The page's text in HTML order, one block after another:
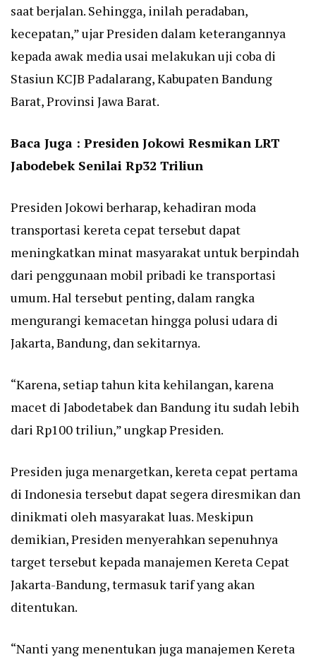
saat berjalan. Sehingga, inilah peradaban,
kecepatan,” ujar Presiden dalam keterangannya
kepada awak media usai melakukan uji coba di
Stasiun KCJB Padalarang, Kabupaten Bandung
Barat, Provinsi Jawa Barat.
Baca Juga : Presiden Jokowi Resmikan LRT
Jabodebek Senilai Rp32 Triliun
Presiden Jokowi berharap, kehadiran moda
transportasi kereta cepat tersebut dapat
meningkatkan minat masyarakat untuk berpindah
dari penggunaan mobil pribadi ke transportasi
umum. Hal tersebut penting, dalam rangka
mengurangi kemacetan hingga polusi udara di
Jakarta, Bandung, dan sekitarnya.
“Karena, setiap tahun kita kehilangan, karena
macet di Jabodetabek dan Bandung itu sudah lebih
dari Rp100 triliun,” ungkap Presiden.
Presiden juga menargetkan, kereta cepat pertama
di Indonesia tersebut dapat segera diresmikan dan
dinikmati oleh masyarakat luas. Meskipun
demikian, Presiden menyerahkan sepenuhnya
target tersebut kepada manajemen Kereta Cepat
Jakarta-Bandung, termasuk tarif yang akan
ditentukan.
“Nanti yang menentukan juga manajemen Kereta